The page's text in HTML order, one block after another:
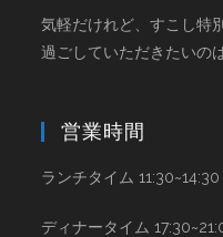
気軽だけれど、すこし特
過ごしていただきたいの
営業時間
ランチタイム 11:30~14:30
ディナータイム